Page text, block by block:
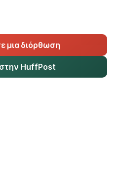
μια διόρθωση
στην HuffPost